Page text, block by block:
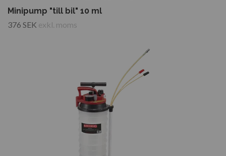
Minipump "till bil" 10 ml
376 SEK exkl. moms